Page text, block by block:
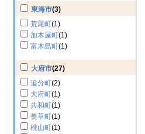
東海市(3)
荒尾町(1)
加木屋町(1)
富木島町(1)
大府市(27)
追分町(2)
大府町(1)
共和町(1)
長草町(1)
桃山町(1)